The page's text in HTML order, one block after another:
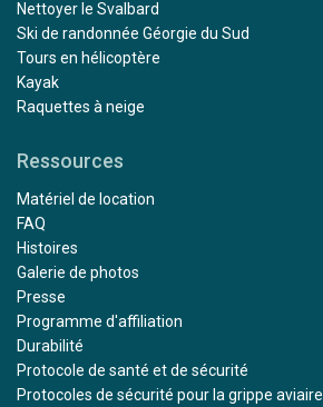
Nettoyer le Svalbard
Ski de randonnée Géorgie du Sud
Tours en hélicoptère
Kayak
Raquettes à neige
Ressources
Matériel de location
FAQ
Histoires
Galerie de photos
Presse
Programme d'affiliation
Durabilité
Protocole de santé et de sécurité
Protocoles de sécurité pour la grippe aviaire